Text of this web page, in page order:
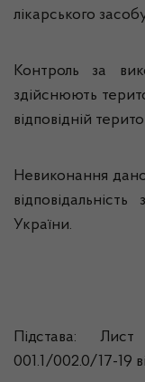
лікарського
Контроль за
здійснюють
відповідній
Невиконання
України.
Підстава:
001.1/002.0/17-19